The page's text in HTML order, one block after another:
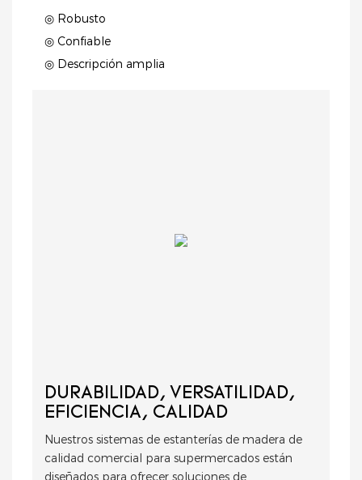
◎ Robusto
◎ Confiable
◎ Descripción amplia
DURABILIDAD, VERSATILIDAD,
EFICIENCIA, CALIDAD
Nuestros sistemas de estanterías de madera de
calidad comercial para supermercados están
diseñados para ofrecer soluciones de